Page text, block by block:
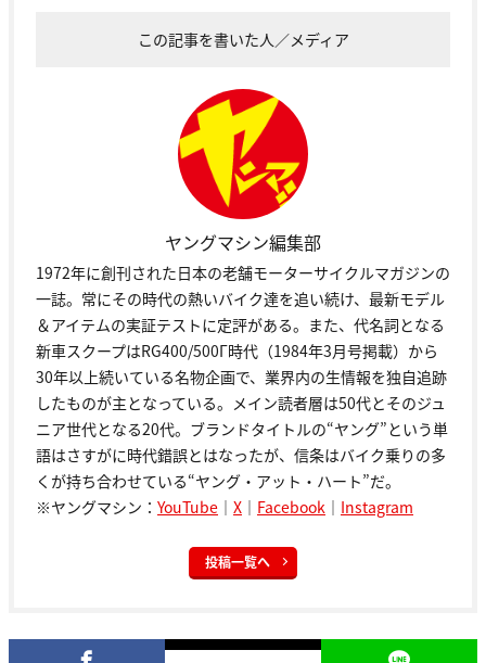
この記事を書いた人／メディア
ヤングマシン編集部
1972年に創刊された日本の老舗モーターサイクルマガジンの
一誌。常にその時代の熱いバイク達を追い続け、最新モデル
＆アイテムの実証テストに定評がある。また、代名詞となる
新車スクープはRG400/500Γ時代（1984年3月号掲載）から
30年以上続いている名物企画で、業界内の生情報を独自追跡
したものが主となっている。メイン読者層は50代とそのジュ
ニア世代となる20代。ブランドタイトルの“ヤング”という単
語はさすがに時代錯誤とはなったが、信条はバイク乗りの多
くが持ち合わせている“ヤング・アット・ハート”だ。
※ヤングマシン： YouTube ｜ X ｜ Facebook ｜ Instagram
投稿一覧へ